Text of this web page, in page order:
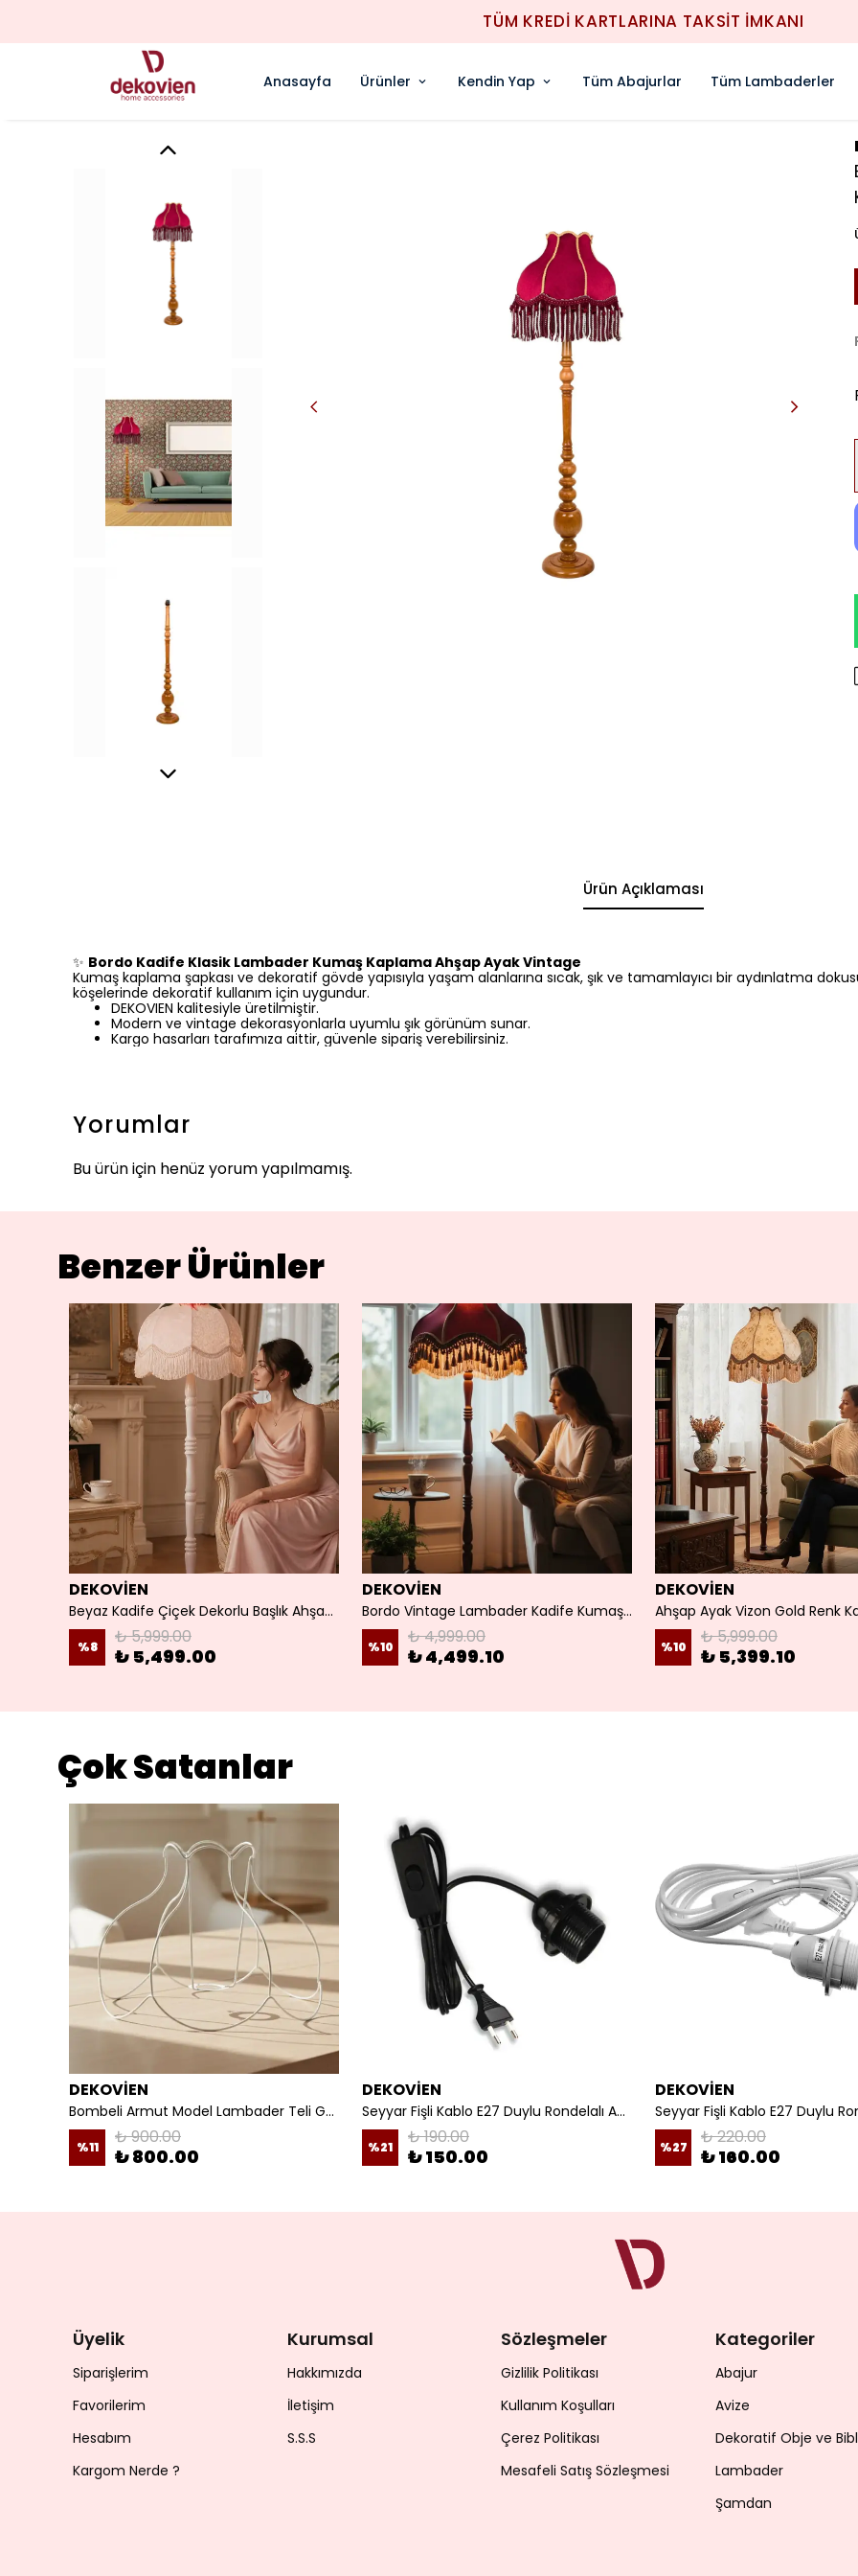
TÜM KREDİ KARTLARINA TAKSİT İMKANI
Anasayfa Ürünler Kendin Yap Tüm Abajurlar Tüm Lambaderler
Ürün Açıklaması
✨ Bordo Kadife Klasik Lambader Kumaş Kaplama Ahşap Ayak Vintage
Kumaş kaplama şapkası ve dekoratif gövde yapısıyla yaşam alanlarına sıcak, şık ve tamamlayıcı bir aydınlatma
köşelerinde dekoratif kullanım için uygundur.
DEKOVIEN kalitesiyle üretilmiştir.
Modern ve vintage dekorasyonlarla uyumlu şık görünüm sunar.
Kargo hasarları tarafımıza aittir, güvenle sipariş verebilirsiniz.
Yorumlar
Bu ürün için henüz yorum yapılmamış.
Benzer Ürünler
DEKOVİEN
Beyaz Kadife Çiçek Dekorlu Başlık Ahşap Doğal Beyaz Ayaklı Klasik Model Lambader
%8 ₺ 5,999.00
₺ 5,499.00
DEKOVİEN
Bordo Vintage Lambader Kadife Kumaş Kaplama Ahşap Ayaklı
%10 ₺ 4,999.00
₺ 4,499.10
DEKOVİEN
%10 ₺ 5,999.00
₺ 5,399.10
Çok Satanlar
DEKOVİEN
Bombeli Armut Model Lambader Teli Galvaniz
%11 ₺ 900.00
₺ 800.00
DEKOVİEN
Seyyar Fişli Kablo E27 Duylu Rondelalı Anahtarlı Kablo Arapuarlı Abajur Kablo
%21 ₺ 190.00
₺ 150.00
DEKOVİEN
%27 ₺ 220.00
₺ 160.00
Üyelik
Siparişlerim
Favorilerim
Hesabım
Kargom Nerde ?
Kurumsal
Hakkımızda
İletişim
S.S.S
Sözleşmeler
Gizlilik Politikası
Kullanım Koşulları
Çerez Politikası
Mesafeli Satış Sözleşmesi
Kategoriler
Abajur
Avize
Dekoratif Obje ve
Lambader
Şamdan